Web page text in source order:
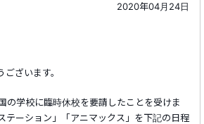
2020年04月24日
ざいます。
の学校に臨時休校を要請したことを受けま
テーション」「アニマックス」を下記の日程